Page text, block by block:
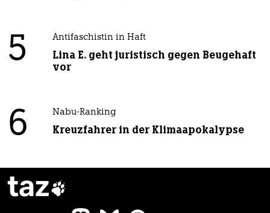
5 Antifaschistin in Haft
Lina E. geht juristisch gegen Beugehaft
vor
6 Nabu-Ranking
Kreuzfahrer in der Klimaapokalypse
taz